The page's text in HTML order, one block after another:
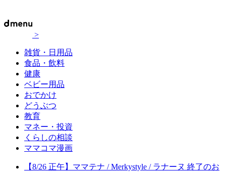
>
雑貨・日用品
食品・飲料
健康
ベビー用品
おでかけ
どうぶつ
教育
マネー・投資
くらしの相談
ママコマ漫画
【8/26 正午】ママテナ / Merkystyle / ラナーヌ 終了のお